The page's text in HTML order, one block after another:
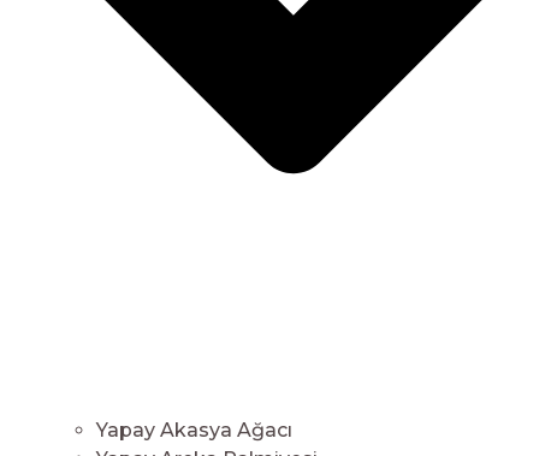
Yapay Akasya Ağacı